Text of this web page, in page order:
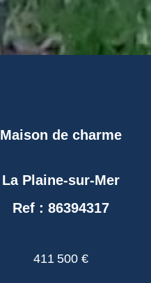
Maison de charme
La Plaine-sur-Mer
Ref : 86394317
411 500 €